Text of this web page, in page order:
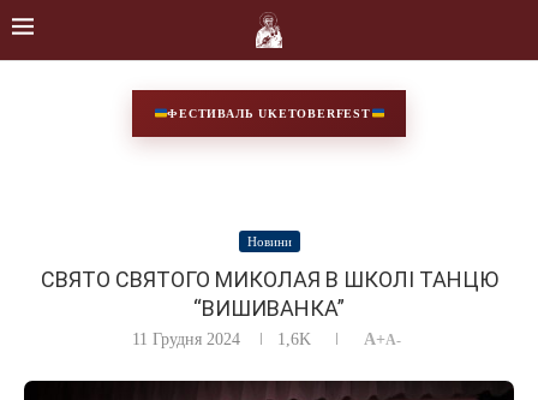
ФЕСТИВАЛЬ UKETOBERFEST
Новини
СВЯТО СВЯТОГО МИКОЛАЯ В ШКОЛІ ТАНЦЮ
“ВИШИВАНКА”
11 Грудня 2024 1,6K A+A-